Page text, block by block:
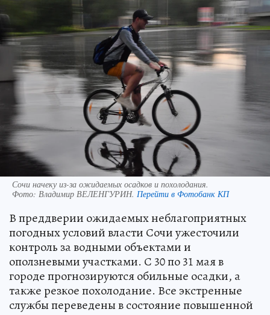
Сочи начеку из-за ожидаемых осадков и похолодания.
Фото: Владимир ВЕЛЕНГУРИН. Перейти в Фотобанк КП
В преддверии ожидаемых неблагоприятных
погодных условий власти Сочи ужесточили
контроль за водными объектами и
оползневыми участками. С 30 по 31 мая в
городе прогнозируются обильные осадки, а
также резкое похолодание. Все экстренные
службы переведены в состояние повышенной